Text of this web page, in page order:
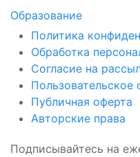
Образование
Политика
Обработка
Согласие на
Пользовательское
Публичная оферта
Авторские права
Подписывайтесь на